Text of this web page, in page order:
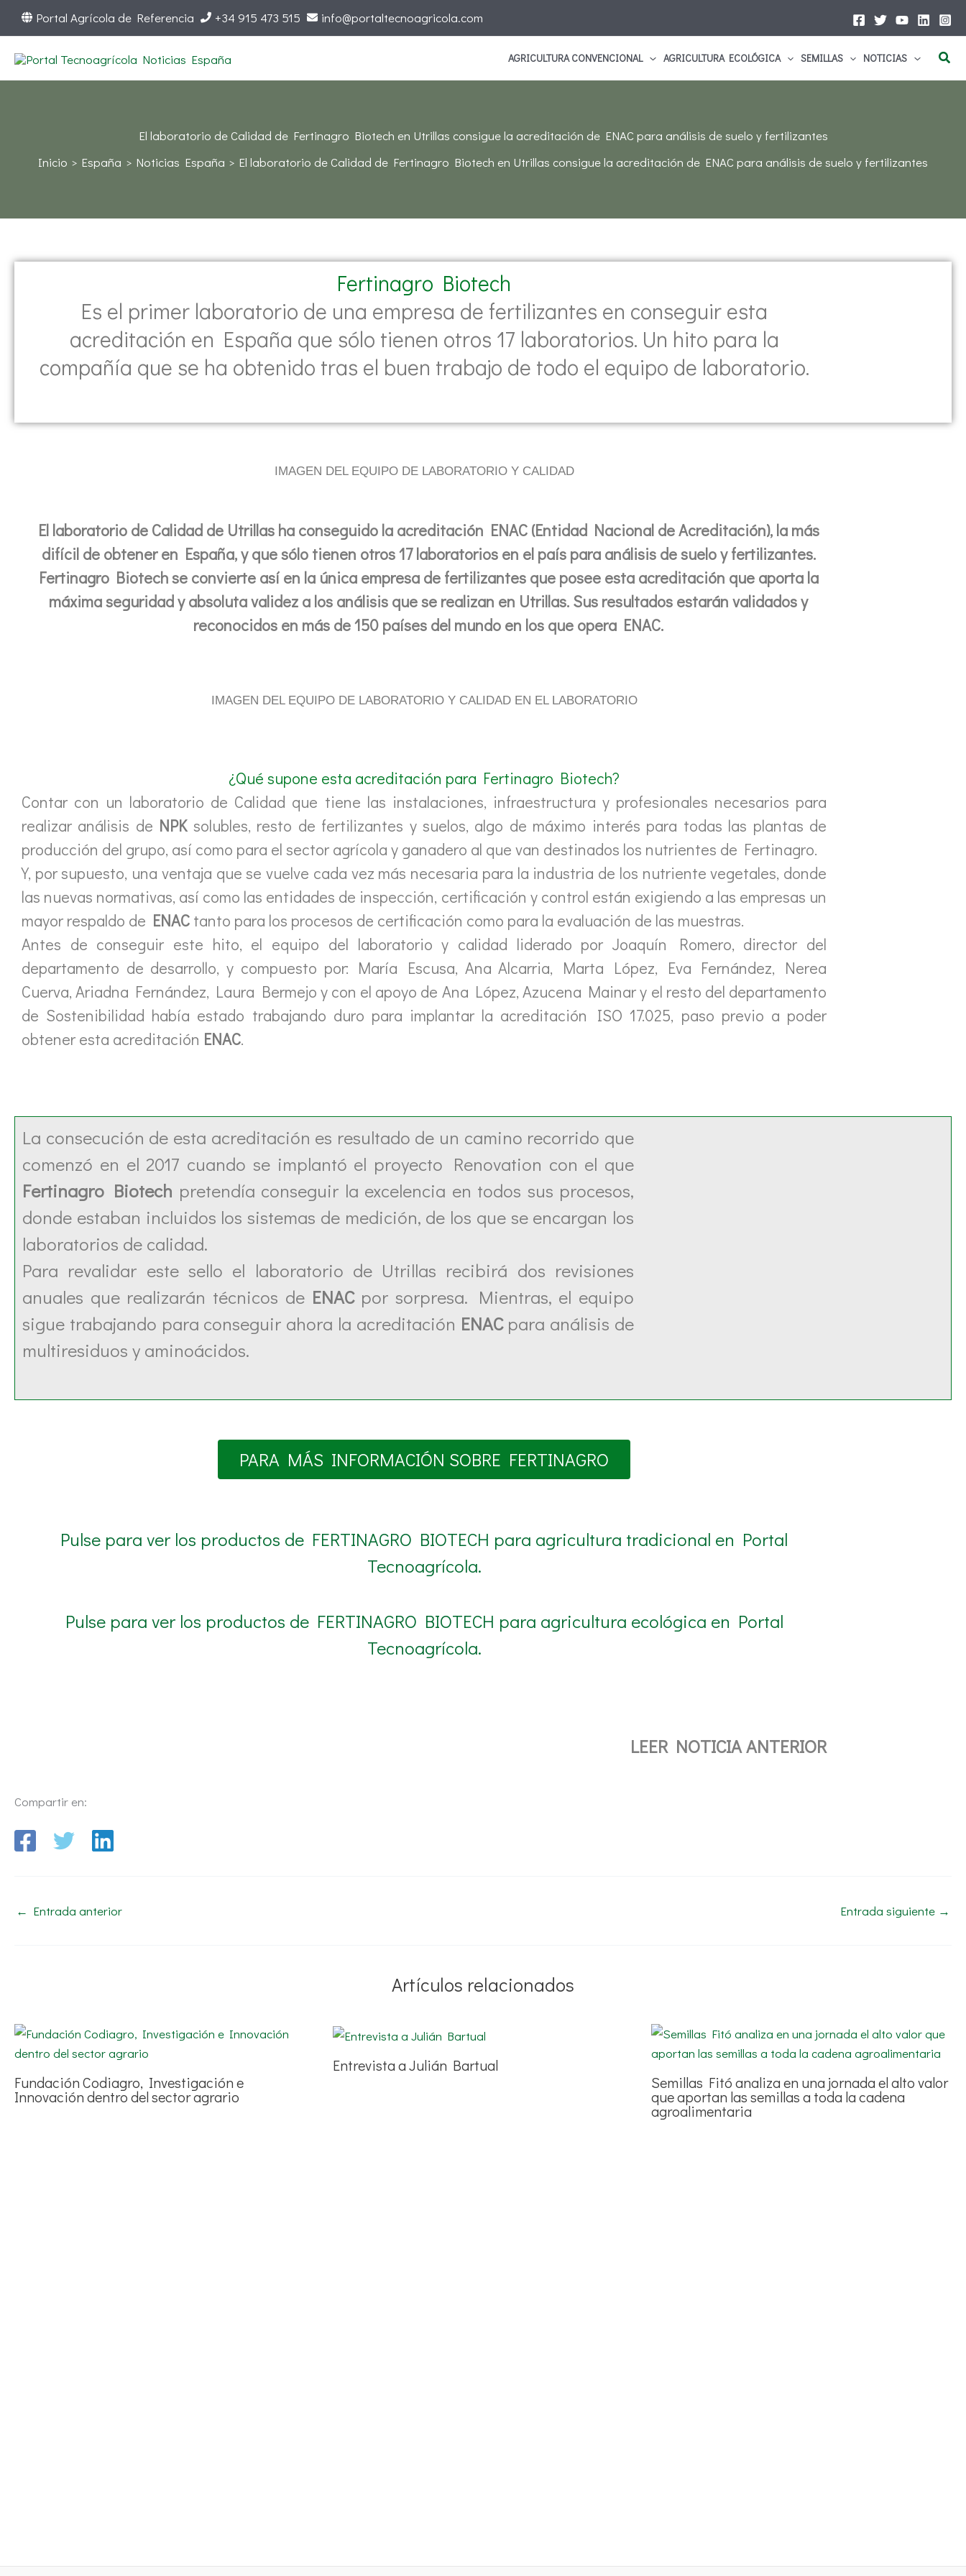
Portal Agrícola de Referencia +34 915 473 515 info@portaltecnoagricola.com
AGRICULTURA CONVENCIONAL AGRICULTURA ECOLÓGICA SEMILLAS NOTICIAS
El laboratorio de Calidad de Fertinagro Biotech en Utrillas consigue la acreditación de ENAC para análisis de suelo y fertilizantes
Inicio
España Noticias España El laboratorio de Calidad de Fertinagro Biotech en Utrillas consigue la acreditación de ENAC para análisis de suelo y fertilizantes
Fertinagro Biotech
Es el primer laboratorio de una empresa de fertilizantes en conseguir esta
acreditación en España que sólo tienen otros 17 laboratorios. Un hito para la
compañía que se ha obtenido tras el buen trabajo de todo el equipo de laboratorio.
IMAGEN DEL EQUIPO DE LABORATORIO Y CALIDAD
El laboratorio de Calidad de Utrillas ha conseguido la acreditación ENAC (Entidad Nacional de Acreditación), la más
difícil de obtener en España, y que sólo tienen otros 17 laboratorios en el país para análisis de suelo y fertilizantes.
Fertinagro Biotech se convierte así en la única empresa de fertilizantes que posee esta acreditación que aporta la
máxima seguridad y absoluta validez a los análisis que se realizan en Utrillas. Sus resultados estarán validados y
reconocidos en más de 150 países del mundo en los que opera ENAC.
IMAGEN DEL EQUIPO DE LABORATORIO Y CALIDAD EN EL LABORATORIO
¿Qué supone esta acreditación para Fertinagro Biotech?
Contar con un laboratorio de Calidad que tiene las instalaciones, infraestructura y profesionales necesarios para
realizar análisis de NPKsolubles, resto de fertilizantes y suelos, algo de máximo interés para todas las plantas de
producción del grupo, así como para el sector agrícola y ganadero al que van destinados los nutrientes de Fertinagro.
Y, por supuesto, una ventaja que se vuelve cada vez más necesaria para la industria de los nutriente vegetales, donde
las nuevas normativas, así como las entidades de inspección, certificación y control están exigiendo a las empresas un
mayor respaldo de ENAC tanto para los procesos de certificación como para la evaluación de las muestras.
Antes de conseguir este hito, el equipo del laboratorio y calidad liderado por Joaquín Romero, director del
departamento de desarrollo, y compuesto por: María Escusa, Ana Alcarria, Marta López, Eva Fernández, Nerea
Cuerva, Ariadna Fernández, Laura Bermejo y con el apoyo de Ana López, Azucena Mainar y el resto del departamento
de Sostenibilidad había estado trabajando duro para implantar la acreditación ISO 17.025, paso previo a poder
obtener esta acreditación ENAC.
La consecución de esta acreditación es resultado de un camino recorrido que
comenzó en el 2017 cuando se implantó el proyecto Renovation con el que
Fertinagro Biotech pretendía conseguir la excelencia en todos sus procesos,
donde estaban incluidos los sistemas de medición, de los que se encargan los
laboratorios de calidad.
Para revalidar este sello el laboratorio de Utrillas recibirá dos revisiones
anuales que realizarán técnicos de ENACpor sorpresa. Mientras, el equipo
sigue trabajando para conseguir ahora la acreditación ENACpara análisis de
multiresiduos y aminoácidos.
PARA MÁS INFORMACIÓN SOBRE FERTINAGRO
Pulse para ver los productos de FERTINAGRO BIOTECH para agricultura tradicional en Portal
Tecnoagrícola.
Pulse para ver los productos de FERTINAGRO BIOTECH para agricultura ecológica en Portal
Tecnoagrícola.
LEER NOTICIA ANTERIOR
Compartir en:
← Entrada anterior Entrada siguiente →
Artículos relacionados
Fundación Codiagro, Investigación e
Innovación dentro del sector agrario
Entrevista a Julián Bartual
Semillas Fitó analiza en una jornada el alto valor
que aportan las semillas a toda la cadena
agroalimentaria